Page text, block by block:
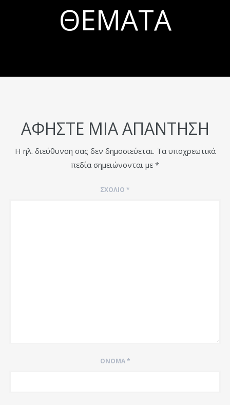
ΘΈΜΑΤΑ
ΑΦΉΣΤΕ ΜΙΑ ΑΠΆΝΤΗΣΗ
Η ηλ. διεύθυνση σας δεν δημοσιεύεται. Τα υποχρεωτικά
πεδία σημειώνονται με *
ΣΧΌΛΙΟ *
ΌΝΟΜΑ*